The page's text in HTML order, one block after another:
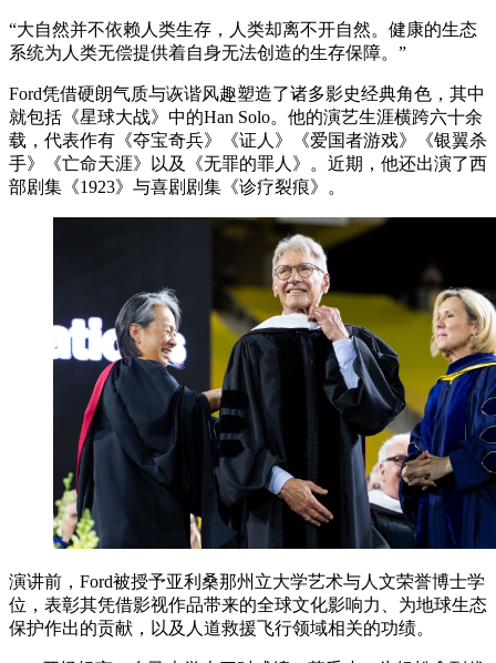
“大自然并不依赖人类生存，人类却离不开自然。健康的生态
系统为人类无偿提供着自身无法创造的生存保障。”
Ford凭借硬朗气质与诙谐风趣塑造了诸多影史经典角色，其中
就包括《星球大战》中的Han Solo。他的演艺生涯横跨六十余
载，代表作有《夺宝奇兵》《证人》《爱国者游戏》《银翼杀
手》《亡命天涯》以及《无罪的罪人》。近期，他还出演了西
部剧集《1923》与喜剧剧集《诊疗裂痕》。
演讲前，Ford被授予亚利桑那州立大学艺术与人文荣誉博士学
位，表彰其凭借影视作品带来的全球文化影响力、为地球生态
保护作出的贡献，以及人道救援飞行领域相关的功绩。